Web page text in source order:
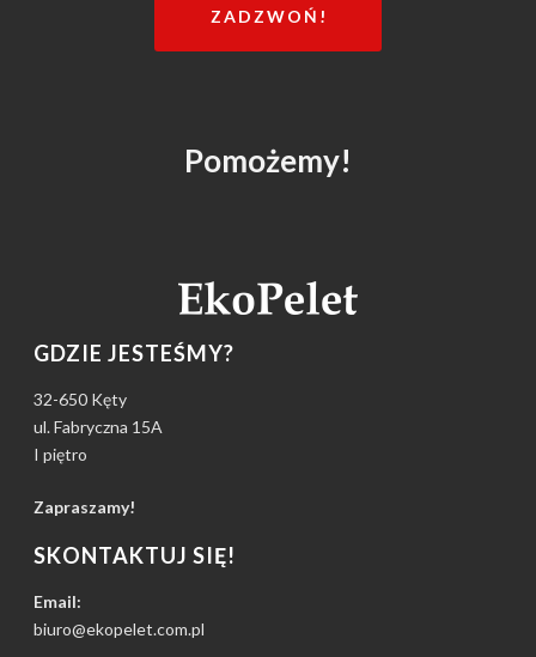
ZADZWOŃ!
Pomożemy!
GDZIE JESTEŚMY?
32-650 Kęty
ul. Fabryczna 15A
I piętro
Zapraszamy!
SKONTAKTUJ SIĘ!
Email:
biuro@ekopelet.com.pl